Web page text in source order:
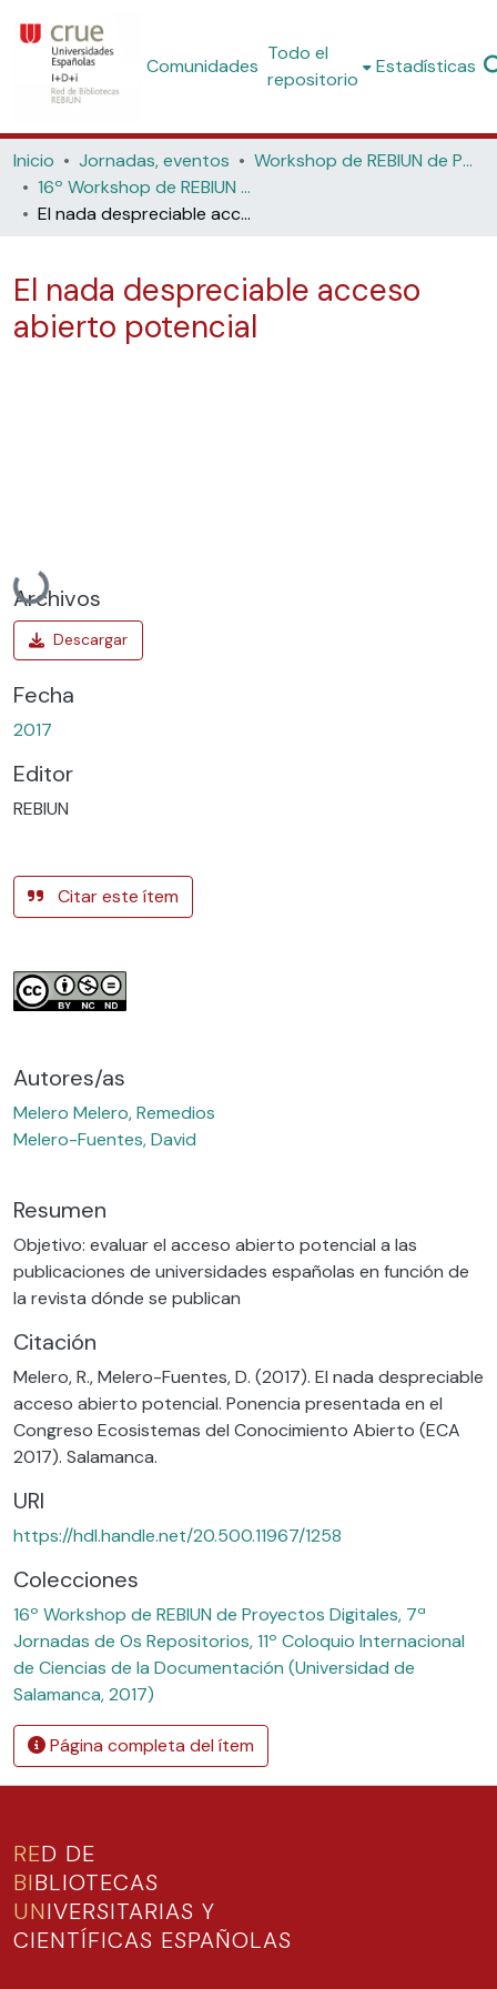
Comunidades
Todo el
repositorio
Estadísticas
Inicio Jornadas, eventos
Workshop de REBIUN de Proyectos Digitales
16º Workshop de REBIUN de Proyectos Digitales, 7ª Jornadas de Os Repositorios, 11º Coloquio Internacional de Ciencias de la Documentación (Universidad de Salamanca, 2017)
El nada despreciable acceso abierto potencial
El nada despreciable acceso
abierto potencial
Cargando...
Archivos
Fecha
2017
Editor
REBIUN
Citar este ítem
Autores/as
Melero Melero, Remedios
Melero-Fuentes, David
Resumen
Objetivo: evaluar el acceso abierto potencial a las
publicaciones de universidades españolas en función de
la revista dónde se publican
Citación
Melero, R., Melero-Fuentes, D. (2017). El nada despreciable
acceso abierto potencial. Ponencia presentada en el
Congreso Ecosistemas del Conocimiento Abierto (ECA
2017). Salamanca.
URI
https://hdl.handle.net/20.500.11967/1258
Colecciones
16º Workshop de REBIUN de Proyectos Digitales, 7ª
Jornadas de Os Repositorios, 11º Coloquio Internacional
de Ciencias de la Documentación (Universidad de
Salamanca, 2017)
Página completa del ítem
RED DE
BIBLIOTECAS
UNIVERSITARIAS Y
CIENTÍFICAS ESPAÑOLAS